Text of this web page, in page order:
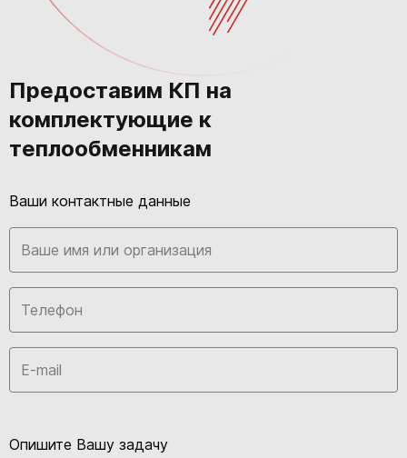
Предоставим КП на
комплектующие к
теплообменникам
Ваши контактные данные
Опишите Вашу задачу